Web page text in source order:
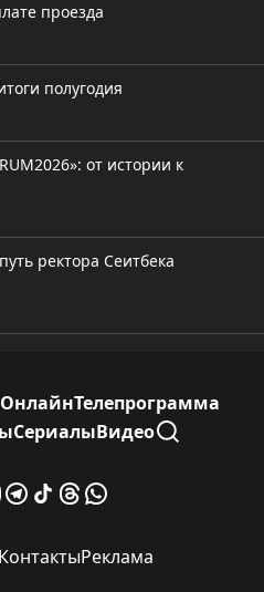
проезда
полугодия
от истории к
ректора Сеитбека
ОнлайнТелепрограмма
СериалыВидео
Реклама